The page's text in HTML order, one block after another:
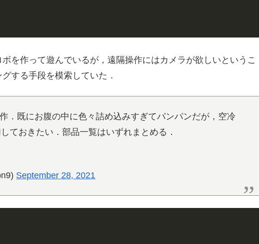
を作って遊んでいるが，遠隔操作にはカメラが欲しいというこ
する手段を模索していた．
．既にお腹の中に色々詰め込みすぎてパンパンだが，空冷
ておきたい．部品一覧はいずれまとめる．
September 28, 2021